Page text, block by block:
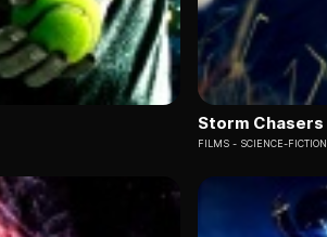
Storm Chasers
FILMS SCIENCE-FICTION